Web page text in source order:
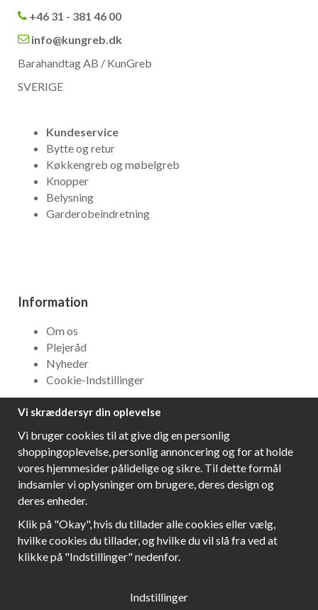
+46 31 - 381 46 00
info@kungreb.dk
Barahandtag AB / KunGreb
SVERIGE
Kundeservice
Bytte og retur
Køkkengreb og møbelgreb
Knopper
Belysning
Garderobeindretning
Information
Om os
Plejeråd
Nyheder
Cookie-Indstillinger
NYHEDSBREV
Få bedste tilbud og\r spændende nye produkter!
Vi skræddersyr din oplevelse
Vi bruger cookies til at give dig en personlig
shoppingoplevelse, personlig annoncering og for at holde
vores hjemmesider pålidelige og sikre. Til dette formål
indsamler vi oplysninger om brugere, deres design og
deres enheder.
Klik på "Okay", hvis du tillader alle cookies eller vælg,
hvilke cookies du tillader, og hvilke du vil slå fra ved at
klikke på "Indstillinger" nedenfor.
Indstillinger